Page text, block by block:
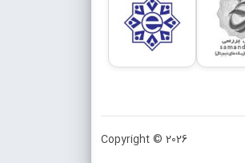
Copyright © 2026